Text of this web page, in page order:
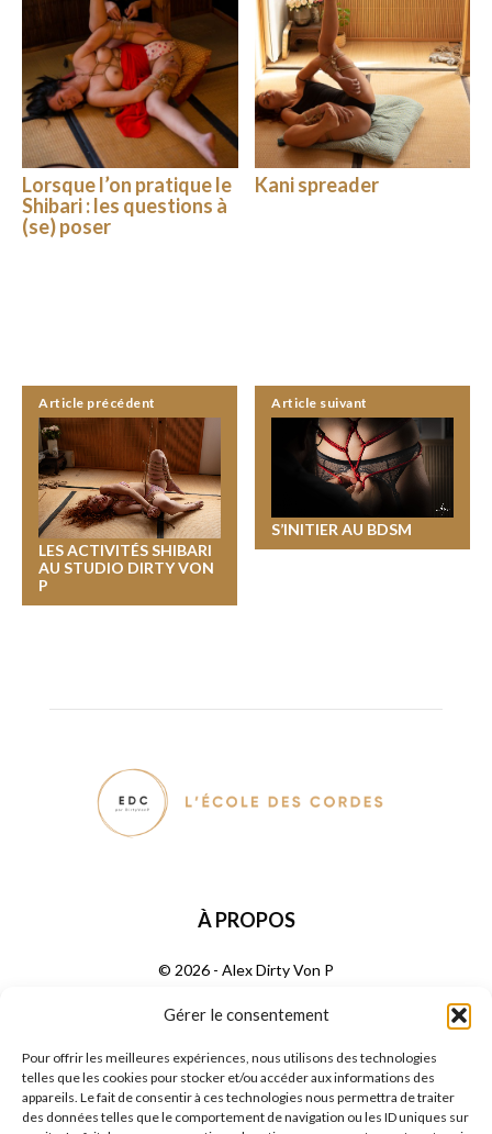
Gérer le consentement
Pour offrir les meilleures expériences, nous utilisons des technologies
telles que les cookies pour stocker et/ou accéder aux informations des
appareils. Le fait de consentir à ces technologies nous permettra de traiter
des données telles que le comportement de navigation ou les ID uniques sur
Lorsque l’on pratique le
Shibari : les questions à
(se) poser
Kani spreader
Article précédent
LES ACTIVITÉS SHIBARI
AU STUDIO DIRTY VON
P
Article suivant
S’INITIER AU BDSM
À PROPOS
© 2026 - Alex Dirty Von P
SUIVEZ NOUS